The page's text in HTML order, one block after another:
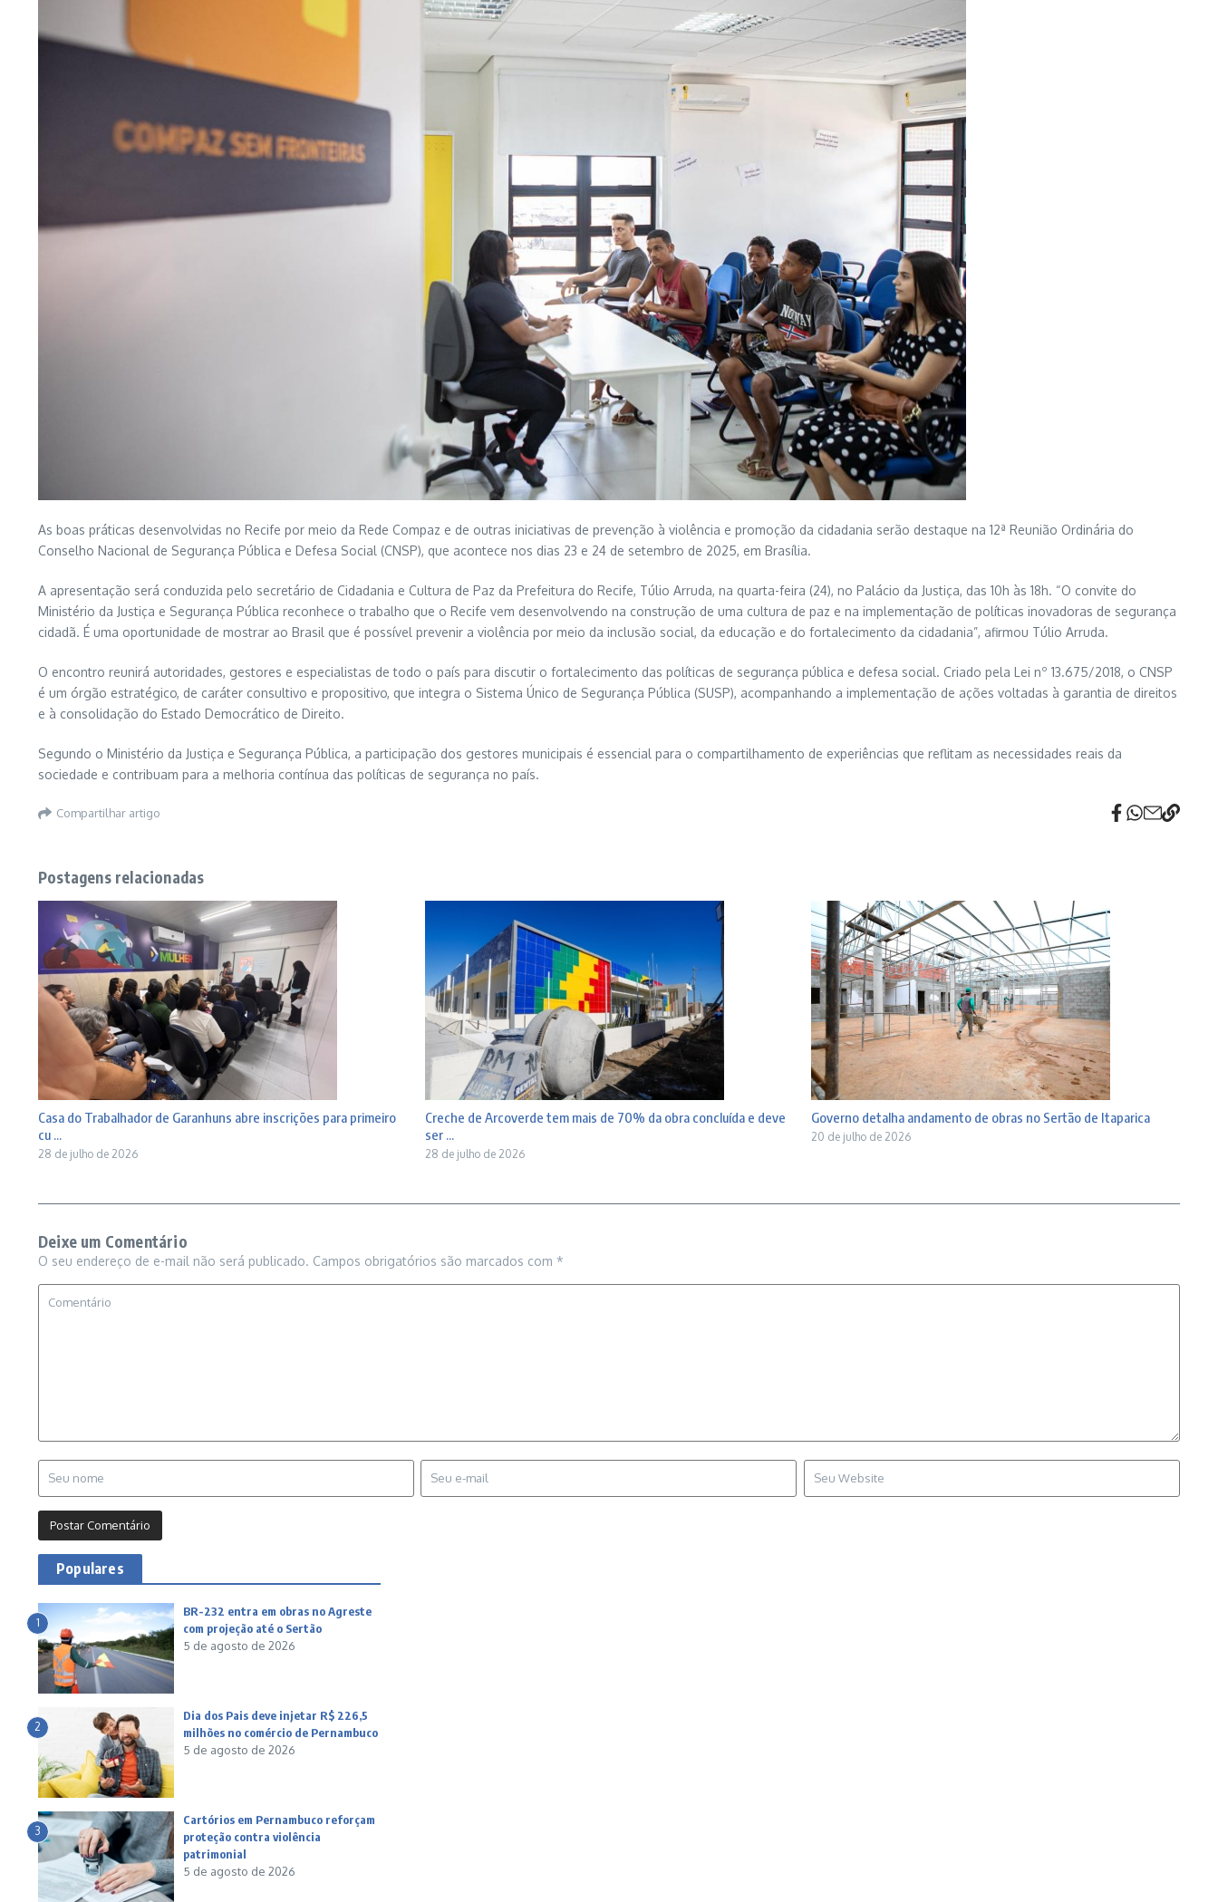
As boas práticas desenvolvidas no Recife por meio da Rede Compaz e de outras iniciativas de prevenção à violência e promoção da cidadania serão destaque na 12ª Reunião Ordinária do
Conselho Nacional de Segurança Pública e Defesa Social (CNSP), que acontece nos dias 23 e 24 de setembro de 2025, em Brasília.
A apresentação será conduzida pelo secretário de Cidadania e Cultura de Paz da Prefeitura do Recife, Túlio Arruda, na quarta-feira (24), no Palácio da Justiça, das 10h às 18h. “O convite do
Ministério da Justiça e Segurança Pública reconhece o trabalho que o Recife vem desenvolvendo na construção de uma cultura de paz e na implementação de políticas inovadoras de segurança
cidadã. É uma oportunidade de mostrar ao Brasil que é possível prevenir a violência por meio da inclusão social, da educação e do fortalecimento da cidadania”, afirmou Túlio Arruda.
O encontro reunirá autoridades, gestores e especialistas de todo o país para discutir o fortalecimento das políticas de segurança pública e defesa social. Criado pela Lei nº 13.675/2018, o CNSP
é um órgão estratégico, de caráter consultivo e propositivo, que integra o Sistema Único de Segurança Pública (SUSP), acompanhando a implementação de ações voltadas à garantia de direitos
e à consolidação do Estado Democrático de Direito.
Segundo o Ministério da Justiça e Segurança Pública, a participação dos gestores municipais é essencial para o compartilhamento de experiências que reflitam as necessidades reais da
sociedade e contribuam para a melhoria contínua das políticas de segurança no país.
Compartilhar artigo
Postagens relacionadas
Casa do Trabalhador de Garanhuns abre inscrições para primeiro
cu ...
28 de julho de 2026
Creche de Arcoverde tem mais de 70% da obra concluída e deve
ser ...
28 de julho de 2026
Governo detalha andamento de obras no Sertão de Itaparica
20 de julho de 2026
Deixe um Comentário
O seu endereço de e-mail não será publicado. Campos obrigatórios são marcados com *
Populares
1
BR-232 entra em obras no Agreste
com projeção até o Sertão
5 de agosto de 2026
2
Dia dos Pais deve injetar R$ 226,5
milhões no comércio de Pernambuco
5 de agosto de 2026
3
Cartórios em Pernambuco reforçam
proteção contra violência
patrimonial
5 de agosto de 2026